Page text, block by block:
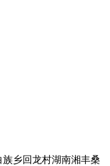
乡回龙村湖南湘丰桑